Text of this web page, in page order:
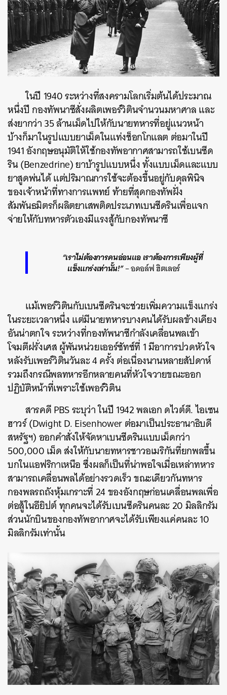
ในปี 1940 ระหว่างที่สงครามโลกเริ่มต้นได้ประมาณ
หนึ่งปี กองทัพนาซีสั่งผลิตเพอร์วิตินจำนวนมหาศาล และ
ส่งยากว่า 35 ล้านเม็ดไปให้กับนายทหารที่อยู่แนวหน้า
บ้างก็มาในรูปแบบยาเม็ดในแท่งช็อกโกแลต ต่อมาในปี
1941 อังกฤษอนุมัติให้ใช้กองทัพอากาศสามารถใช้เบนซีด
ริน (Benzedrine) ยาบ้ารูปแบบหนึ่งทั้งแบบเม็ดและแบบ
ยาสูดพ่นได้ แต่ปริมาณการใช้จะต้องขึ้นอยู่กับดุลพินิจ
ของเจ้าหน้าที่ทางการแพทย์ ท้ายที่สุดกองทัพฝั่ง
สัมพันธมิตรก็ผลิตยาเสพติดประเภทเบนซีดรินเพื่อแจก
จ่ายให้กับทหารตัวเองมีแรงสู้กับกองทัพนาซี
“เราไม่ต้องการคนอ่อนแอ เราต้องการเพียงผู้ที่
แข็งแกร่งเท่านั้น!”– อดอล์ฟ ฮิตเลอร์
แม้เพอร์วิตินกับเบนซีดรินจะช่วยเพิ่มความแข็งแกร่ง
ในระยะเวลาหนึ่ง แต่มีนายทหารบางคนได้รับผลข้างเคียง
อันน่าตกใจ ระหว่างที่กองทัพนาซีกำลังเคลื่อนพลเข้า
โจมตีฝรั่งเศส ผู้พันหน่วยเออร์ซัทซ์ที่ 1 มีอาการปวดหัวใจ
หลังรับเพอร์วิตินวันละ 4 ครั้ง ต่อเนื่องนานหลายสัปดาห์
รวมถึงกรณีพลทหารอีกหลายคนที่หัวใจวายขณะออก
ปฏิบัติหน้าที่เพราะใช้เพอร์วิติน
สารคดี PBS ระบุว่า ในปี 1942 พลเอก ดไวต์ดี. ไอเซน
ฮาวร์ (Dwight D. Eisenhower ต่อมาเป็นประธานาธิบดี
สหรัฐฯ) ออกคำสั่งให้จัดหาเบนซีดรินแบบเม็ดกว่า
500,000 เม็ด ส่งให้กับนายทหารชาวอเมริกันที่ยกพลขึ้น
บกในแอฟริกาเหนือ ซึ่งผลก็เป็นที่น่าพอใจเมื่อเหล่าทหาร
สามารถเคลื่อนพลได้อย่างรวดเร็ว ขณะเดียวกันทหาร
กองพลรถถังหุ้มเกราะที่ 24 ของอังกฤษก่อนเคลื่อนพลเพื่อ
ต่อสู้ในอียิปต์ ทุกคนจะได้รับเบนซีดรินคนละ 20 มิลลิกรัม
ส่วนนักบินของกองทัพอากาศจะได้รับเพียงแค่คนละ 10
มิลลิกรัมเท่านั้น
ค้นหา
SHARE TWEET LINE EMAIL